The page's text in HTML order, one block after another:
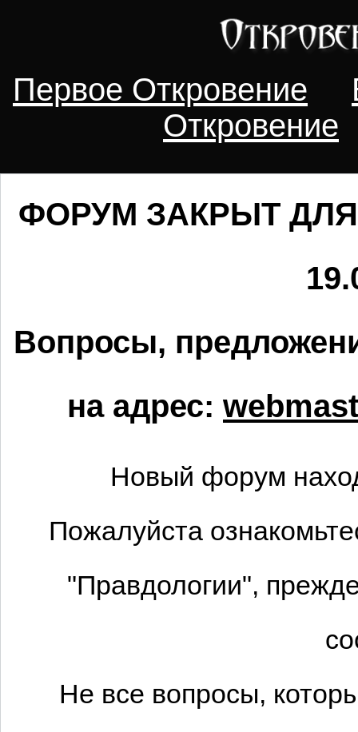
Первое Откровение
Откровение
ФОРУМ ЗАКРЫТ
Вопросы,
на адрес:
Новый форум
Пожалуйста
"Правдологии",
Не все вопросы,